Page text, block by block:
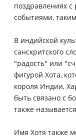
поздравлениях
событиями,
В индийской
санскритского
"радость" или
фигурой Хота,
короля Индии,
быть связано с
также
Имя Хотя также